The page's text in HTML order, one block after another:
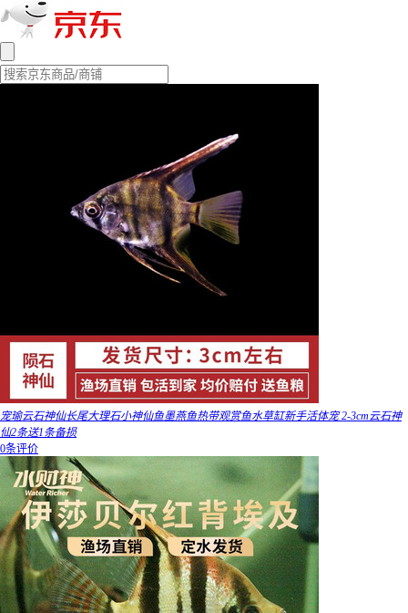
宠瑜云石神仙长尾大理石小神仙鱼墨燕鱼热带观赏鱼水草缸新手活体宠 2-3cm云石神
仙2条送1条备损
0条评价